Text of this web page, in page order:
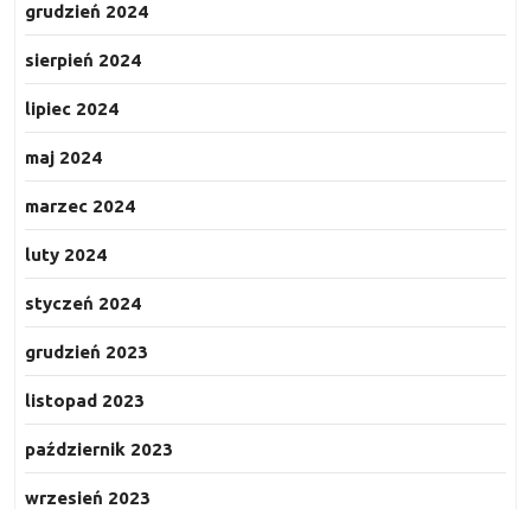
grudzień 2024
sierpień 2024
lipiec 2024
maj 2024
marzec 2024
luty 2024
styczeń 2024
grudzień 2023
listopad 2023
październik 2023
wrzesień 2023